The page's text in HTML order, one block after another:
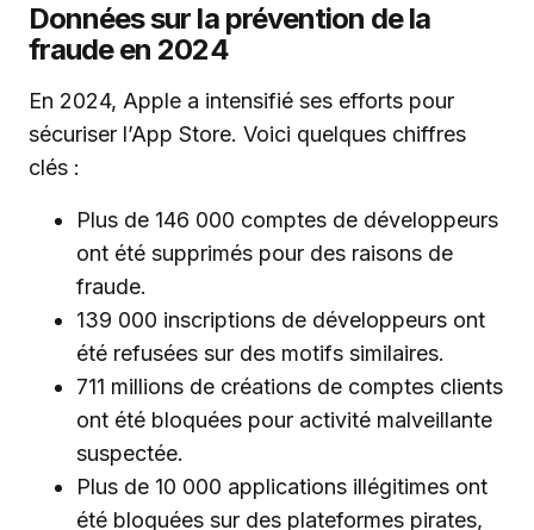
Données sur la prévention de la
fraude en 2024
En 2024, Apple a intensifié ses efforts pour
sécuriser l’App Store. Voici quelques chiffres
clés :
Plus de 146 000 comptes de développeurs
ont été supprimés pour des raisons de
fraude.
139 000 inscriptions de développeurs ont
été refusées sur des motifs similaires.
711 millions de créations de comptes clients
ont été bloquées pour activité malveillante
suspectée.
Plus de 10 000 applications illégitimes ont
été bloquées sur des plateformes pirates,